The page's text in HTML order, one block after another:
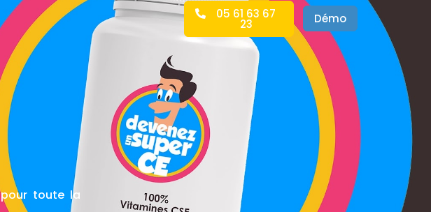
05 61 63 67
23 Démo
pour toute la